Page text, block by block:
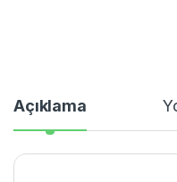
Açıklama